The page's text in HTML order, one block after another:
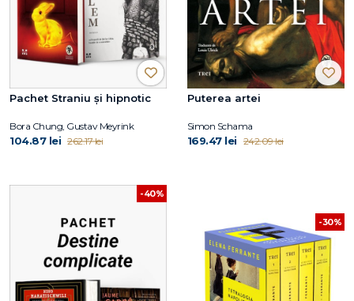
Pachet Straniu și hipnotic
Bora Chung, Gustav Meyrink
104.87 lei 262.17 lei
Puterea artei
Simon Schama
169.47 lei 242.09 lei
-40%
-30%